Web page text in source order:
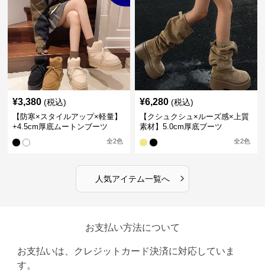
¥3,380 (税込)
【防寒×スタイルアップ×軽量】
+4.5cm厚底ムートンブーツ
全2色
¥6,280 (税込)
【クシュクシュ×ルーズ感×上質
素材】5.0cm厚底ブーツ
全2色
人気アイテム一覧へ ›
お支払い方法について
お支払いは、クレジットカード決済に対応していま
す。